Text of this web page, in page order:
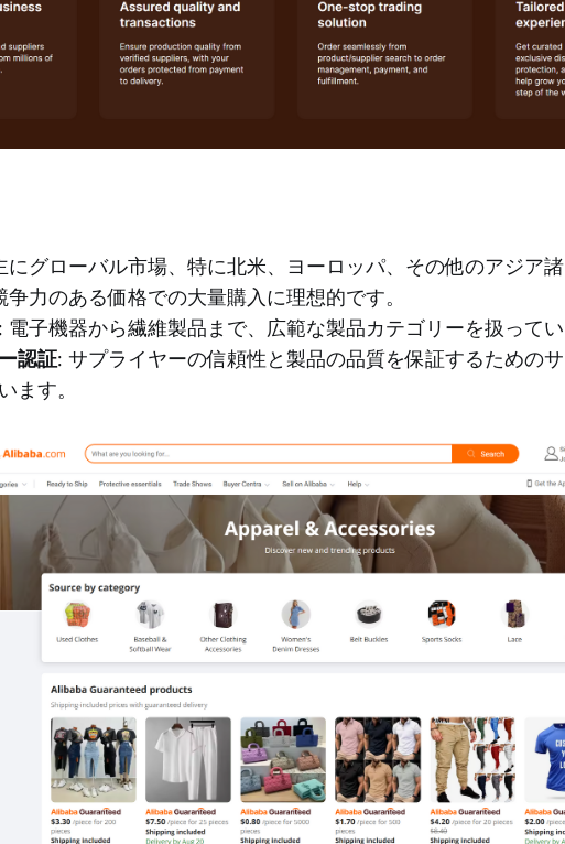
にグローバル市場、特に北米、ヨーロッパ、その他のアジア諸
争力のある価格での大量購入に理想的です。
: 電子機器から繊維製品まで、広範な製品カテゴリーを扱ってい
認証: サプライヤーの信頼性と製品の品質を保証するための
ます。